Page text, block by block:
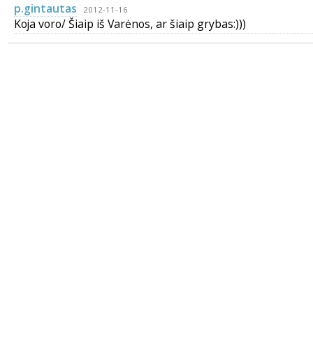
p.gintautas
2012-11-16
Koja voro/ Šiaip iš Varėnos, ar šiaip grybas:)))